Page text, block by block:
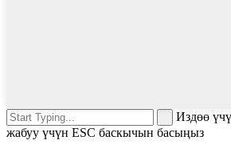
Издөө
жабуу үчүн ESC баскычын басыңыз